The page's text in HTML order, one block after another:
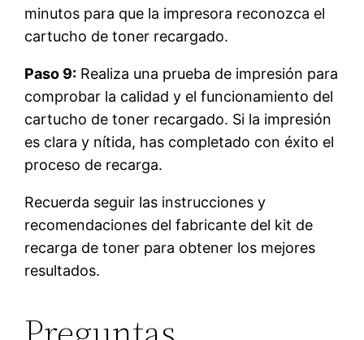
minutos para que la impresora reconozca el
cartucho de toner recargado.
Paso 9: Realiza una prueba de impresión para
comprobar la calidad y el funcionamiento del
cartucho de toner recargado. Si la impresión
es clara y nítida, has completado con éxito el
proceso de recarga.
Recuerda seguir las instrucciones y
recomendaciones del fabricante del kit de
recarga de toner para obtener los mejores
resultados.